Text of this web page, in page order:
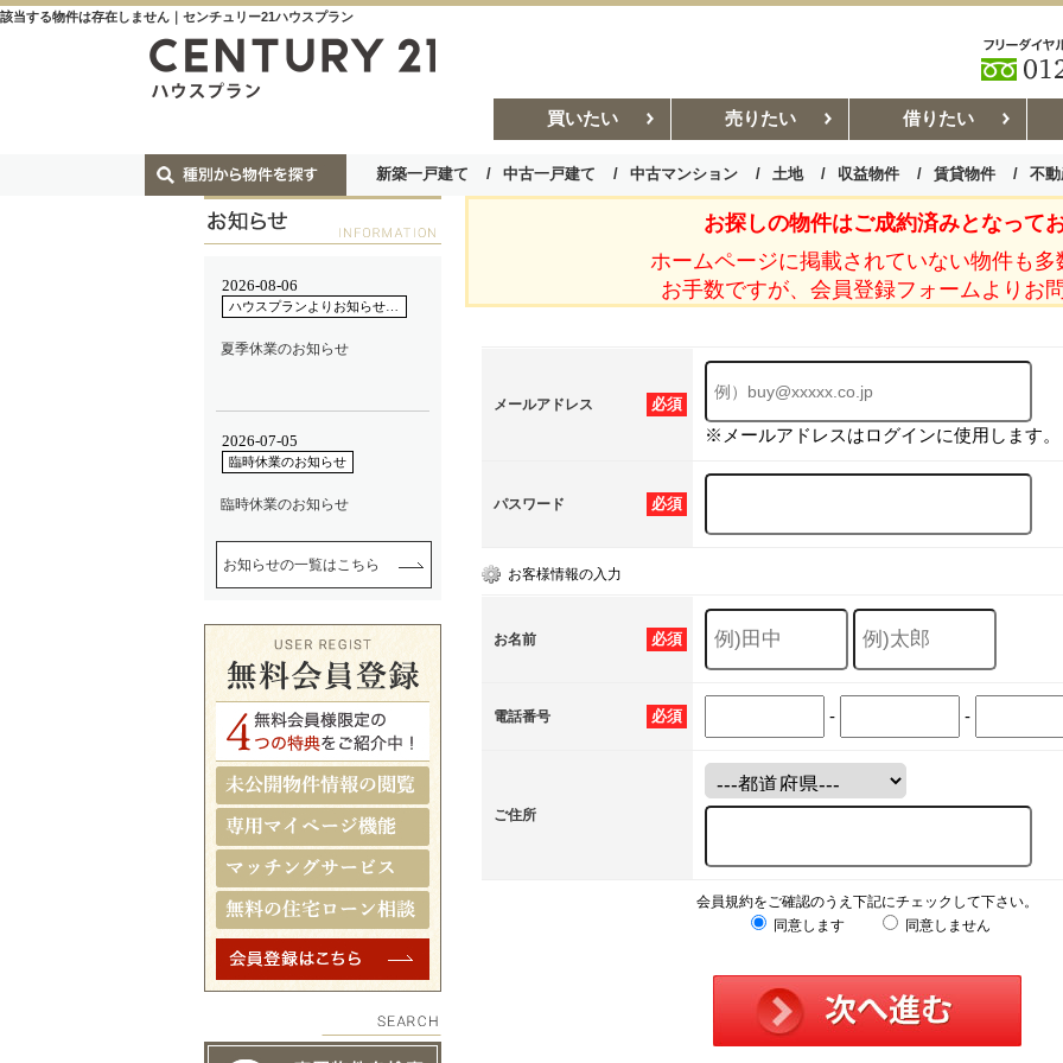
該当する物件は存在しません｜センチュリー21ハウスプラン
買いたい 売りたい 借りたい
新築一戸建て 中古一戸建て 中古マンション 土地 収益物件 賃貸物件 不
お部屋探しコラム 賃貸管理コ
お探しの物件はご成約済みとなってお
ホームページに掲載されていない物件も多
お手数ですが、会員登録フォームよりお
必須
メールアドレス
※メールアドレスはログインに使用します。
必須
パスワード
お客様情報の入力
必須
お名前
必須
電話番号 - -
ご住所
会員規約をご確認のうえ下記にチェックして下さい。
同意します
同意しません
お知らせの一覧はこちら